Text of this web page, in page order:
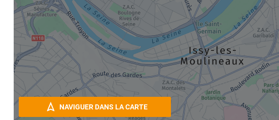
NAVIGUER DANS LA CARTE